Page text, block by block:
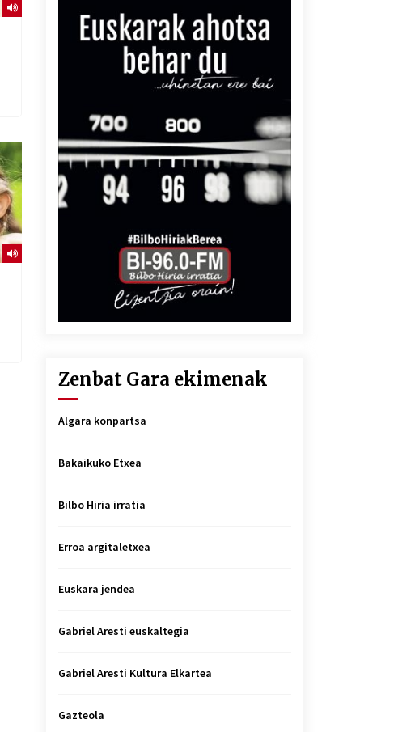
Zenbat Gara ekimenak
Algara konpartsa
Bakaikuko Etxea
Bilbo Hiria irratia
Erroa argitaletxea
Euskara jendea
Gabriel Aresti euskaltegia
Gabriel Aresti Kultura Elkartea
Gazteola